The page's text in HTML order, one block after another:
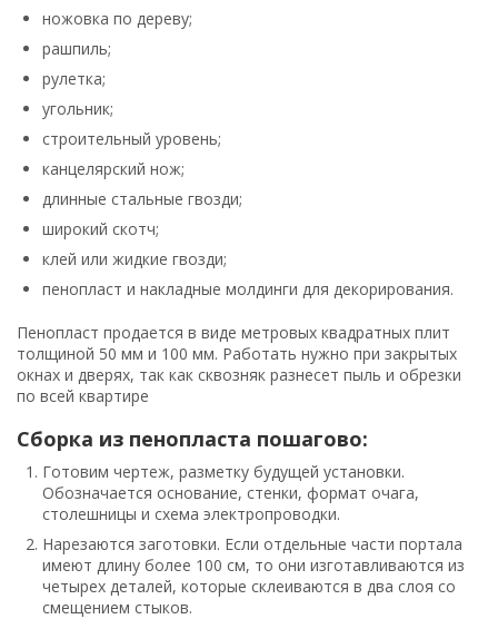
ножовка по дереву;
рашпиль;
рулетка;
угольник;
строительный уровень;
канцелярский нож;
длинные стальные гвозди;
широкий скотч;
клей или жидкие гвозди;
пенопласт и накладные молдинги для декорирования.
Пенопласт продается в виде метровых квадратных плит
толщиной 50 мм и 100 мм. Работать нужно при закрытых
окнах и дверях, так как сквозняк разнесет пыль и обрезки
по всей квартире
Сборка из пенопласта пошагово:
Готовим чертеж, разметку будущей установки.
Обозначается основание, стенки, формат очага,
столешницы и схема электропроводки.
Нарезаются заготовки. Если отдельные части портала
имеют длину более 100 см, то они изготавливаются из
четырех деталей, которые склеиваются в два слоя со
смещением стыков.